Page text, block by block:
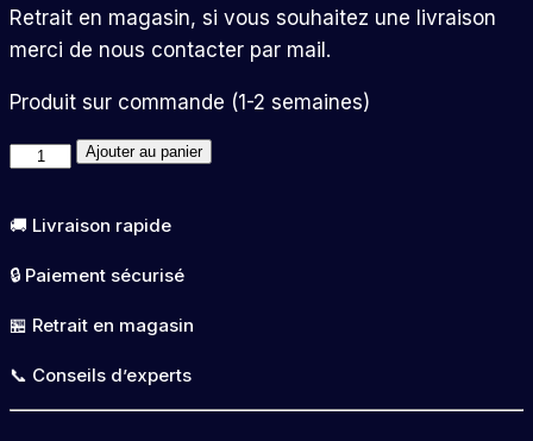
Retrait en magasin, si vous souhaitez une livraison
merci de nous contacter par mail.
Produit sur commande (1-2 semaines)
quantité
AF
435
Warm
Aquaforest
Ajouter au panier
🚚 Livraison rapide
🔒 Paiement sécurisé
🏪 Retrait en magasin
📞 Conseils d’experts